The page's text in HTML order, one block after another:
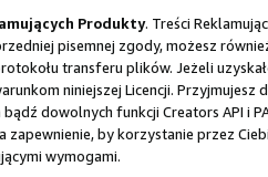
Produkty. Treści
pisemnej zgody, możesz
transferu plików. Jeżeli
niniejszej Licencji.
bądź dowolnych funkcji Creators API i
by korzystanie przez
wymogami.